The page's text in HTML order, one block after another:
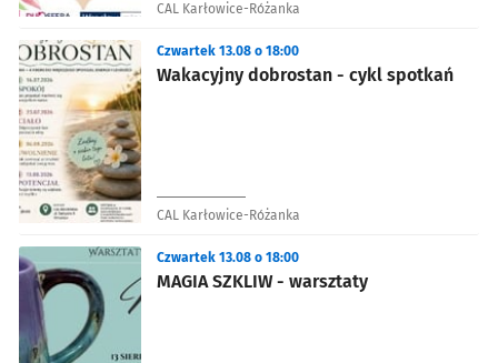
CAL Karłowice-Różanka
Wakacyjny dobrostan - cykl spotkań
Czwartek 13.08 o 18:00
CAL Karłowice-Różanka
MAGIA SZKLIW - warsztaty
Czwartek 13.08 o 18:00